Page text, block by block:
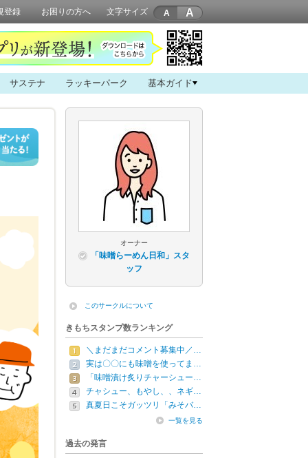
登録 お困りの方へ 文字サイズ A
サステナ ラッキーパーク 基本ガイド
オーナー
「味噌らーめん日和」スタ
ッフ
このサークルについて
きもちスタンプ数ランキング
＼まだまだコメント募集中／…
実は〇〇にも味噌を使ってま…
「味噌漬け炙りチャーシュー…
チャシュー、もやし、、ネギ…
真夏日こそガッツリ「みそバ…
一覧を見る
過去の発言